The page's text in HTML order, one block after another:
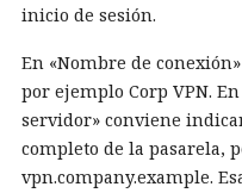
inicio de sesión.
En «Nombre de
por ejemplo Corp VPN.
servidor» conviene
completo de la pasarela,
vpn.company.example.